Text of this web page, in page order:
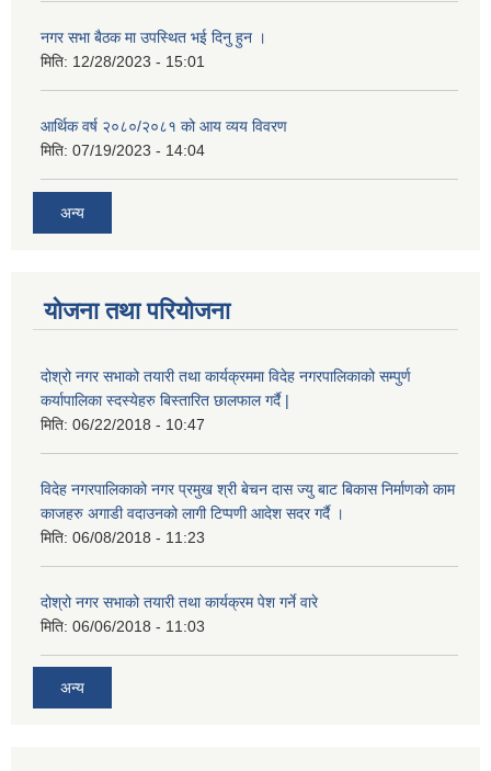
नगर सभा बैठक मा उपस्थित भई दिनु हुन ।
मिति: 12/28/2023 - 15:01
आर्थिक वर्ष २०८०/२०८१ को आय व्यय विवरण
मिति: 07/19/2023 - 14:04
अन्य
योजना तथा परियोजना
दोश्रो नगर सभाको तयारी तथा कार्यक्रममा विदेह नगरपालिकाको सम्पुर्ण
कर्यापालिका स्दस्येहरु बिस्तारित छालफाल गर्दै |
मिति: 06/22/2018 - 10:47
विदेह नगरपालिकाको नगर प्रमुख श्री बेचन दास ज्यु बाट बिकास निर्माणको काम
काजहरु अगाडी वदाउनको लागी टिप्पणी आदेश सदर गर्दै ।
मिति: 06/08/2018 - 11:23
दोश्रो नगर सभाको तयारी तथा कार्यक्रम पेश गर्ने वारे
मिति: 06/06/2018 - 11:03
अन्य